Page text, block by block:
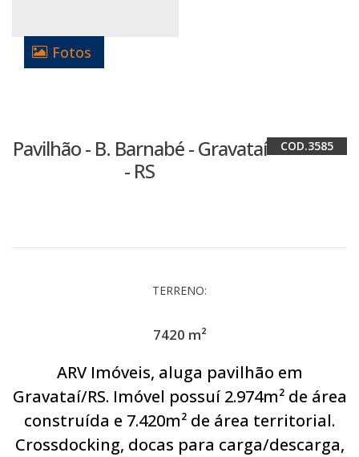
Fotos
Pavilhão - B. Barnabé - Gravataí
- RS
3585
TERRENO:
7420 m²
ARV Imóveis, aluga pavilhão em
Gravataí/RS. Imóvel possuí 2.974m² de área
construída e 7.420m² de área territorial.
Crossdocking, docas para carga/descarga,